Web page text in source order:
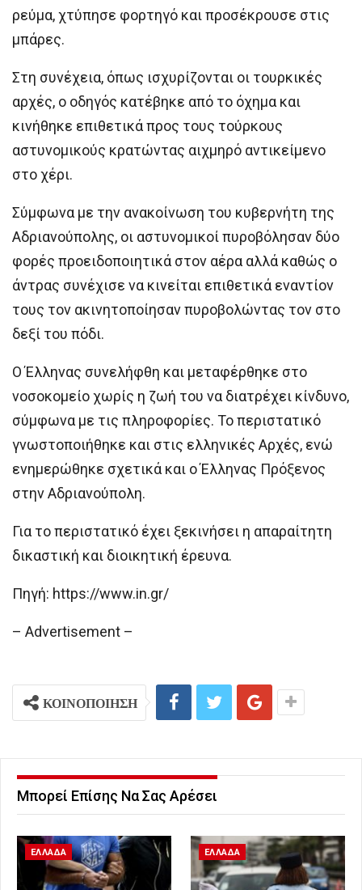
ρεύμα, χτύπησε φορτηγό και προσέκρουσε στις
μπάρες.
Στη συνέχεια, όπως ισχυρίζονται οι τουρκικές
αρχές, ο οδηγός κατέβηκε από το όχημα και
κινήθηκε επιθετικά προς τους τούρκους
αστυνομικούς κρατώντας αιχμηρό αντικείμενο
στο χέρι.
Σύμφωνα με την ανακοίνωση του κυβερνήτη της
Αδριανούπολης, οι αστυνομικοί πυροβόλησαν δύο
φορές προειδοποιητικά στον αέρα αλλά καθώς ο
άντρας συνέχισε να κινείται επιθετικά εναντίον
τους τον ακινητοποίησαν πυροβολώντας τον στο
δεξί του πόδι.
Ο Έλληνας συνελήφθη και μεταφέρθηκε στο
νοσοκομείο χωρίς η ζωή του να διατρέχει κίνδυνο,
σύμφωνα με τις πληροφορίες. Το περιστατικό
γνωστοποιήθηκε και στις ελληνικές Αρχές, ενώ
ενημερώθηκε σχετικά και ο Έλληνας Πρόξενος
στην Αδριανούπολη.
Για το περιστατικό έχει ξεκινήσει η απαραίτητη
δικαστική και διοικητική έρευνα.
Πηγή: https://www.in.gr/
– Advertisement –
ΚΟΙΝΟΠΟΙΗΣΗ
Μπορεί Επίσης Να Σας Αρέσει
ΕΛΛΑΔΑ ΕΛΛΑΔΑ